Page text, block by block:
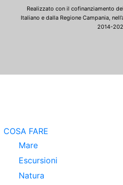
Realizzato con il cofinanziamento
Italiano e dalla Regione Campania,
2014-
COSA FARE
Mare
Escursioni
Natura